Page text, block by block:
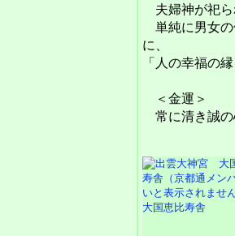
夫婦神が祀ら
単純に男女の
に、
「人の幸福の
＜金運＞
常に清き誠の
大国恵比寿舎